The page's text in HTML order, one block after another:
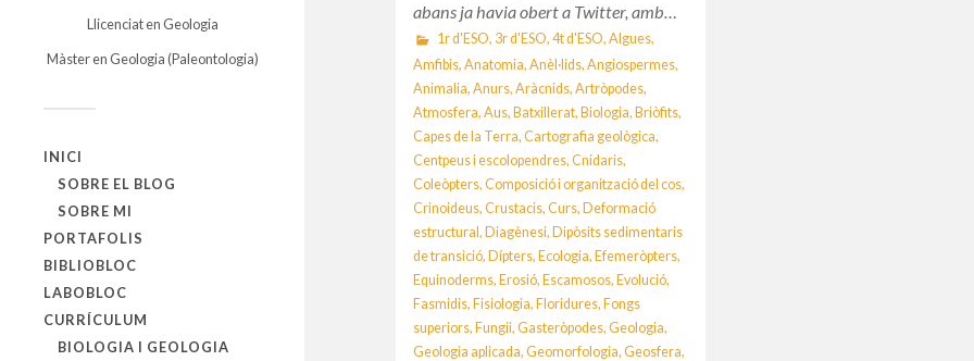
Llicenciat en Geologia
Màster en Geologia (Paleontologia)
INICI
SOBRE EL BLOG
SOBRE MI
PORTAFOLIS
BIBLIOBLOC
LABOBLOC
CURRÍCULUM
BIOLOGIA I GEOLOGIA
abans ja havia obert a Twitter, amb…
1r d'ESO, 3r d'ESO, 4t d'ESO, Algues,
Amfibis,Anatomia,Anèl·lids,Angiospermes,
Animalia,Anurs,Aràcnids,Artròpodes,
Atmosfera,Aus, Batxillerat, Biologia, Briòfits,
Capes de la Terra,Cartografia geològica,
Centpeus i escolopendres,Cnidaris,
Coleòpters,Composició i organització del cos,
Crinoideus,Crustacis,Curs, Deformació
estructural, Diagènesi, Dipòsits sedimentaris
de transició, Dípters, Ecologia, Efemeròpters,
Equinoderms, Erosió, Escamosos, Evolució,
Fasmidis, Fisiologia, Floridures, Fongs
superiors, Fungii,Gasteròpodes,Geologia,
Geologia aplicada,Geomorfologia,Geosfera,